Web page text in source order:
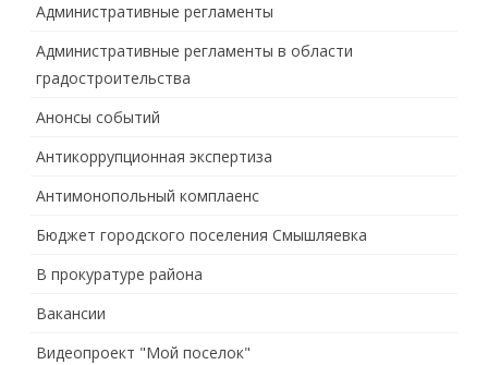
Административные регламенты
Административные регламенты в области
градостроительства
Анонсы событий
Антикоррупционная экспертиза
Антимонопольный комплаенс
Бюджет городского поселения Смышляевка
В прокуратуре района
Вакансии
Видеопроект "Мой поселок"